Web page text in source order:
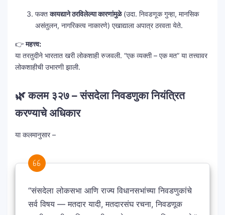
फक्तकायद्याने ठरविलेल्या कारणांमुळे(उदा. निवडणूक गुन्हा, मानसिक
असंतुलन, नागरिकत्व नाकारणे) एखाद्याला अपात्र ठरवता येते.
👉महत्त्व:
या तरतुदीने भारतात खरी लोकशाही रुजवली. “एक व्यक्ती – एक मत” या तत्त्वावर
लोकशाहीची उभारणी झाली.
🌿 कलम ३२७ – संसदेला निवडणुका नियंत्रित
करण्याचे अधिकार
या कलमानुसार –
“संसदेला लोकसभा आणि राज्य विधानसभांच्या निवडणुकांचे
सर्व विषय — मतदार यादी, मतदारसंघ रचना, निवडणूक